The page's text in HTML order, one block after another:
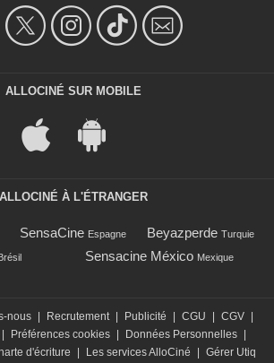
ALLOCINÉ SUR MOBILE
ALLOCINÉ À L'ÉTRANGER
SensaCine Espagne Beyazperde Turquie
Sensacine México Mexique
nous | Recrutement | Publicité | CGU | CGV |
| Préférences cookies | Données Personnelles |
d'écriture | Les services AlloCiné | Gérer Utiq